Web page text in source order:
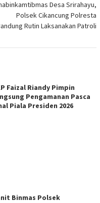
Desa Srirahayu,
Polsek Cikancung Polresta
Rutin Laksanakan Patroli
Faizal Riandy Pimpin
Pengamanan Pasca
Piala Presiden 2026
Binmas Polsek